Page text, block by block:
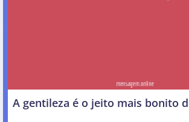
A gentileza é o jeito mais bonito